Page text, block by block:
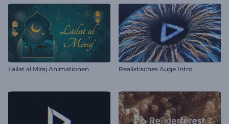
Lailat al Miraj Animationen Realistisches Auge Intro